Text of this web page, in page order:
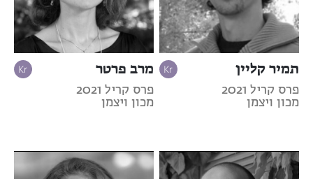
תמיר קליין
פרס קריל 2021
מכון ויצמן
מרב פרטר
פרס קריל 2021
מכון ויצמן